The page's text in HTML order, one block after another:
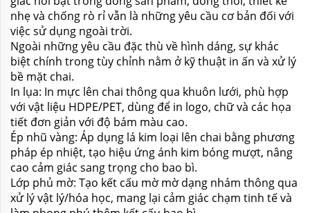
nhẹ và chống rò rỉ vẫn là những yêu cầu cơ bản đối với
việc sử dụng ngoài trời.
Ngoài những yêu cầu đặc thù về hình dáng, sự khác
biệt chính trong tùy chỉnh nằm ở kỹ thuật in ấn và xử lý
bề mặt chai.
In lụa: In mực lên chai thông qua khuôn lưới, phù hợp
với vật liệu HDPE/PET, dùng để in logo, chữ và các họa
tiết đơn giản với độ bám màu cao.
Ép nhũ vàng: Áp dụng lá kim loại lên chai bằng phương
pháp ép nhiệt, tạo hiệu ứng ánh kim bóng mượt, nâng
cao cảm giác sang trọng cho bao bì.
Lớp phủ mờ: Tạo kết cấu mờ mờ dạng nhám thông qua
xử lý vật lý/hóa học, mang lại cảm giác chạm tinh tế và